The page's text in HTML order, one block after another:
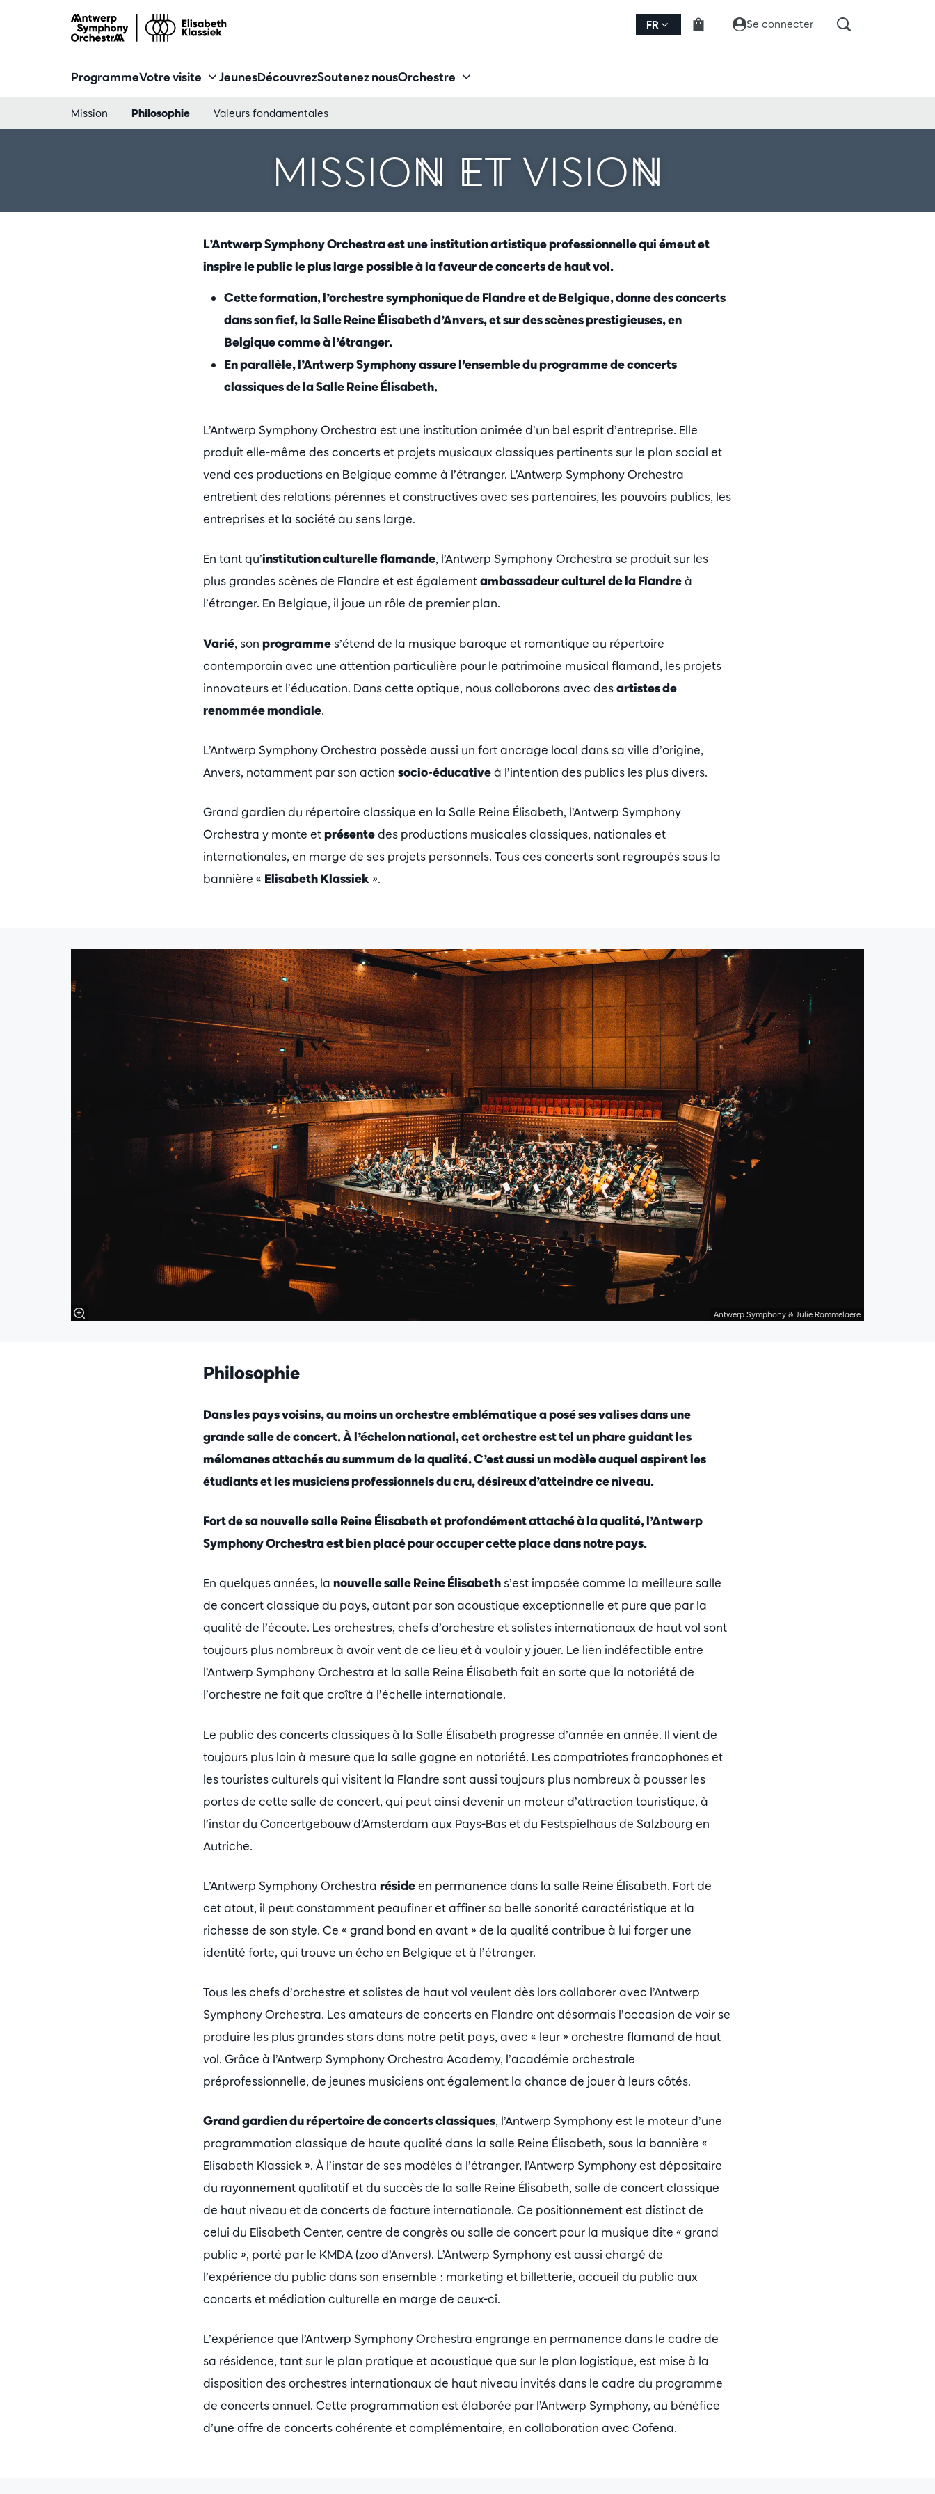
FR Se connecter
ProgrammeVotre visite JeunesDécouvrezSoutenez nousOrchestre
Mission Philosophie Valeurs fondamentales
MISSION ET VISION
L’Antwerp Symphony Orchestra est une institution artistique professionnelle qui émeut et
inspire le public le plus large possible à la faveur de concerts de haut vol.
Cette formation, l’orchestre symphonique de Flandre et de Belgique, donne des concerts
dans son fief, la Salle Reine Élisabeth d’Anvers, et sur des scènes prestigieuses, en
Belgique comme à l’étranger.
En parallèle, l’Antwerp Symphony assure l’ensemble du programme de concerts
classiques de la Salle Reine Élisabeth.
L’Antwerp Symphony Orchestra est une institution animée d’un bel esprit d’entreprise. Elle
produit elle-même des concerts et projets musicaux classiques pertinents sur le plan social et
vend ces productions en Belgique comme à l’étranger. L’Antwerp Symphony Orchestra
entretient des relations pérennes et constructives avec ses partenaires, les pouvoirs publics, les
entreprises et la société au sens large.
En tant qu’institution culturelle flamande, l’Antwerp Symphony Orchestra se produit sur les
plus grandes scènes de Flandre et est égalementambassadeur culturel de la Flandreà
l’étranger. En Belgique, il joue un rôle de premier plan.
Varié, son programme s’étend de la musique baroque et romantique au répertoire
contemporain avec une attention particulière pour le patrimoine musical flamand, les projets
innovateurs et l’éducation. Dans cette optique, nous collaborons avec desartistes de
renommée mondiale.
L’Antwerp Symphony Orchestra possède aussi un fort ancrage local dans sa ville d’origine,
Anvers, notamment par son action socio-éducativeà l’intention des publics les plus divers.
Grand gardien du répertoire classique en la Salle Reine Élisabeth, l’Antwerp Symphony
Orchestra y monte etprésentedes productions musicales classiques, nationales et
internationales, en marge de ses projets personnels. Tous ces concerts sont regroupés sous la
bannière « Elisabeth Klassiek ».
Antwerp Symphony & Julie Rommelaere
Philosophie
Dans les pays voisins, au moins un orchestre emblématique a posé ses valises dans une
grande salle de concert. À l’échelon national, cet orchestre est tel un phare guidant les
mélomanes attachés au summum de la qualité. C’est aussi un modèle auquel aspirent les
étudiants et les musiciens professionnels du cru, désireux d’atteindre ce niveau.
Fort de sa nouvelle salle Reine Élisabeth et profondément attaché à la qualité, l’Antwerp
Symphony Orchestra est bien placé pour occuper cette place dans notre pays.
En quelques années, la nouvelle salle Reine Élisabeth s’est imposée comme la meilleure salle
de concert classique du pays, autant par son acoustique exceptionnelle et pure que par la
qualité de l’écoute. Les orchestres, chefs d’orchestre et solistes internationaux de haut vol sont
toujours plus nombreux à avoir vent de ce lieu et à vouloir y jouer. Le lien indéfectible entre
l’Antwerp Symphony Orchestra et la salle Reine Élisabeth fait en sorte que la notoriété de
l’orchestre ne fait que croître à l’échelle internationale.
Le public des concerts classiques à la Salle Élisabeth progresse d’année en année. Il vient de
toujours plus loin à mesure que la salle gagne en notoriété. Les compatriotes francophones et
les touristes culturels qui visitent la Flandre sont aussi toujours plus nombreux à pousser les
portes de cette salle de concert, qui peut ainsi devenir un moteur d’attraction touristique, à
l’instar du Concertgebouw d’Amsterdam aux Pays-Bas et du Festspielhaus de Salzbourg en
Autriche.
L’Antwerp Symphony Orchestra résideen permanence dans la salle Reine Élisabeth. Fort de
cet atout, il peut constamment peaufiner et affiner sa belle sonorité caractéristique et la
richesse de son style. Ce « grand bond en avant » de la qualité contribue à lui forger une
identité forte, qui trouve un écho en Belgique et à l’étranger.
Tous les chefs d’orchestre et solistes de haut vol veulent dès lors collaborer avec l’Antwerp
Symphony Orchestra. Les amateurs de concerts en Flandre ont désormais l’occasion de voir se
produire les plus grandes stars dans notre petit pays, avec « leur » orchestre flamand de haut
vol. Grâce à l’Antwerp Symphony Orchestra Academy, l’académie orchestrale
préprofessionnelle, de jeunes musiciens ont également la chance de jouer à leurs côtés.
Grand gardien du répertoire de concerts classiques, l’Antwerp Symphony est le moteur d’une
programmation classique de haute qualité dans la salle Reine Élisabeth, sous la bannière «
Elisabeth Klassiek ». À l’instar de ses modèles à l’étranger, l’Antwerp Symphony est dépositaire
du rayonnement qualitatif et du succès de la salle Reine Élisabeth, salle de concert classique
de haut niveau et de concerts de facture internationale. Ce positionnement est distinct de
celui du Elisabeth Center, centre de congrès ou salle de concert pour la musique dite « grand
public », porté par le KMDA (zoo d’Anvers). L’Antwerp Symphony est aussi chargé de
l’expérience du public dans son ensemble : marketing et billetterie, accueil du public aux
concerts et médiation culturelle en marge de ceux-ci.
L’expérience que l’Antwerp Symphony Orchestra engrange en permanence dans le cadre de
sa résidence, tant sur le plan pratique et acoustique que sur le plan logistique, est mise à la
disposition des orchestres internationaux de haut niveau invités dans le cadre du programme
de concerts annuel. Cette programmation est élaborée par l’Antwerp Symphony, au bénéfice
d’une offre de concerts cohérente et complémentaire, en collaboration avec Cofena.
Zoomer